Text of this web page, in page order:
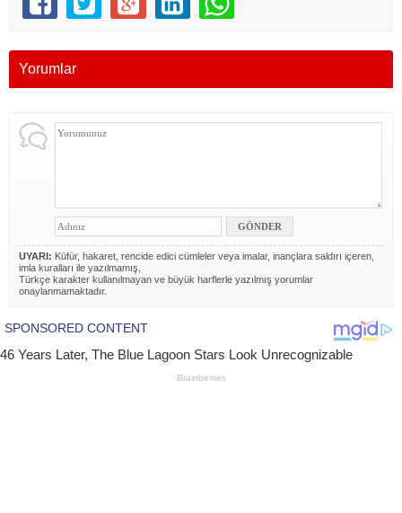
Yorumlar
UYARI: Küfür, hakaret, rencide edici cümleler veya imalar, inançlara saldırı içeren,
imla kuralları ile yazılmamış,
Türkçe karakter kullanılmayan ve büyük harflerle yazılmış yorumlar
onaylanmamaktadır.